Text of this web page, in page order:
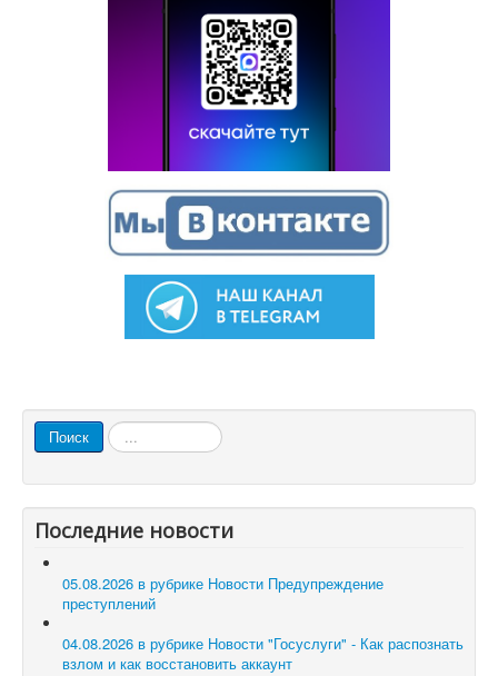
Поиск Искать...
Последние новости
05.08.2026 в рубрике Новости Предупреждение
преступлений
04.08.2026 в рубрике Новости "Госуслуги" - Как распознать
взлом и как восстановить аккаунт